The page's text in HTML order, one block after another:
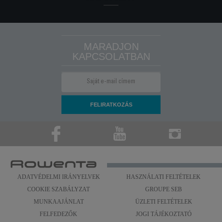
MARADJON
KAPCSOLATBAN
ADATVÉDELMI IRÁNYELVEK
HASZNÁLATI FELTÉTELEK
COOKIE SZABÁLYZAT
GROUPE SEB
MUNKAAJÁNLAT
ÜZLETI FELTÉTELEK
FELFEDEZŐK
JOGI TÁJÉKOZTATÓ